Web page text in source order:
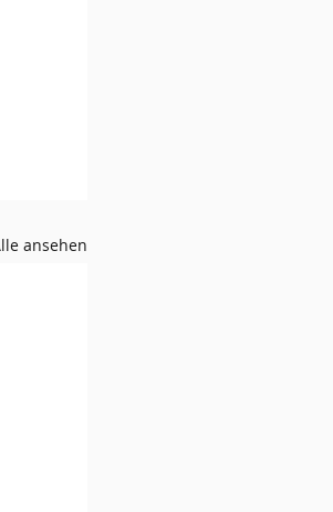
ansehen